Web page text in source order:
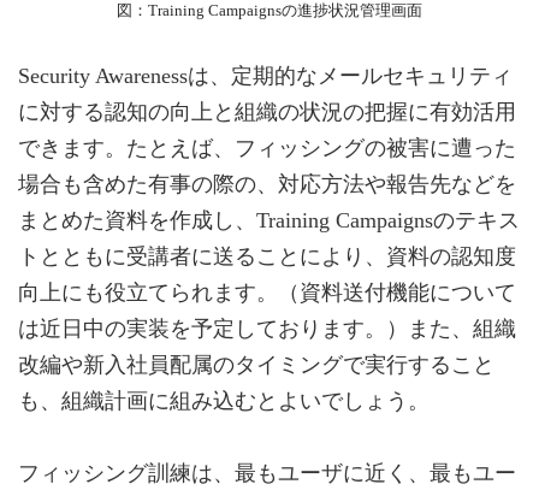
図：Training Campaignsの進捗状況管理画面
Security Awarenessは、定期的なメールセキュリティ
に対する認知の向上と組織の状況の把握に有効活用
できます。たとえば、フィッシングの被害に遭った
場合も含めた有事の際の、対応方法や報告先などを
まとめた資料を作成し、Training Campaignsのテキス
トとともに受講者に送ることにより、資料の認知度
向上にも役立てられます。（資料送付機能について
は近日中の実装を予定しております。）また、組織
改編や新入社員配属のタイミングで実行すること
も、組織計画に組み込むとよいでしょう。
フィッシング訓練は、最もユーザに近く、最もユー